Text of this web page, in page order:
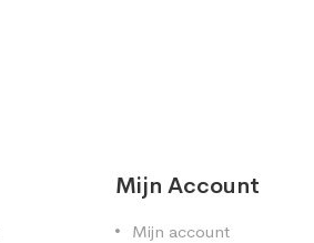
Mijn Account
Mijn account